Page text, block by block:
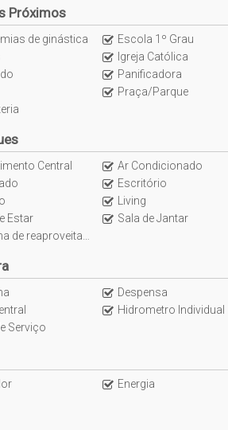
do Vinho
Place
place
adulta
de jogos
adulta com borda infinita
de água
Adega climatizada
Próximos
de ginástica Escola 1º Grau
Igreja Católica
Panificadora
Praça/Parque
Central Ar Condicionado
Escritório
Living
Estar
Sala de Jantar
reaproveitamento de chuva
Despensa
Hidrometro Individual
Serviço
Energia